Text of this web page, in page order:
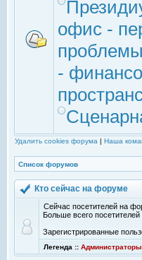
офис -
-
Удалить cookies форума | Наша
Список форумов
Кто сейчас на форуме
Сейчас посетителей на
Больше всего посетителей
Зарегистрированные
Легенда :: Администраторы